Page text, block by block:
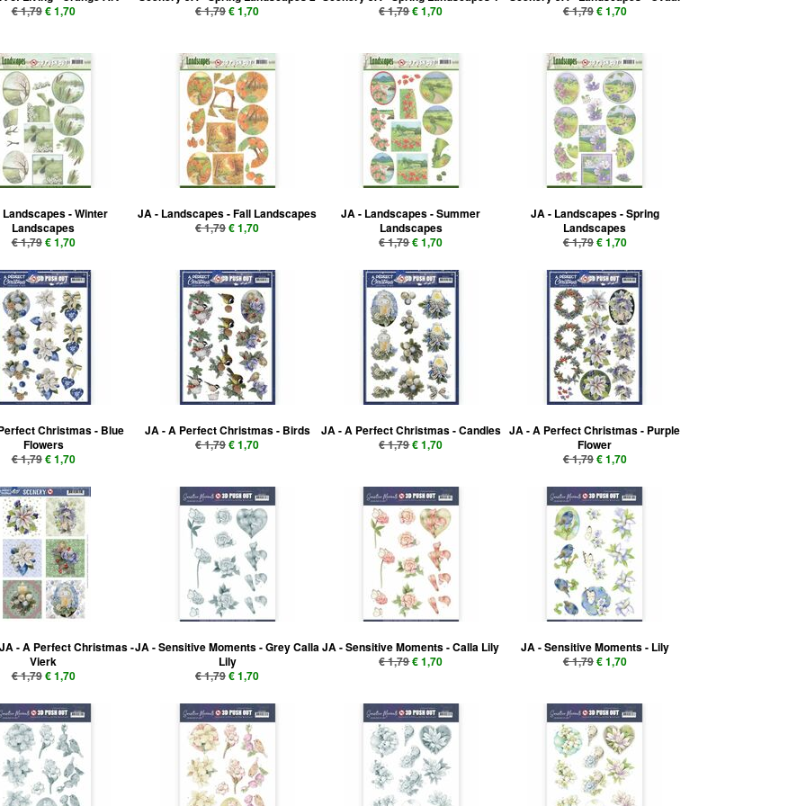
€ 1,79€ 1,70
€ 1,79€ 1,70
€ 1,79€ 1,70
€ 1,79€ 1,70
- Winter
Landscapes
€ 1,79€ 1,70
JA - Landscapes - Fall Landscapes
€ 1,79€ 1,70
JA - Landscapes - Summer
Landscapes
€ 1,79€ 1,70
JA - Landscapes - Spring
Landscapes
€ 1,79€ 1,70
Christmas - Blue
Flowers
€ 1,79€ 1,70
JA - A Perfect Christmas - Birds
€ 1,79€ 1,70
JA - A Perfect Christmas - Candles
€ 1,79€ 1,70
JA - A Perfect Christmas - Purple
Flower
€ 1,79€ 1,70
- A Perfect Christmas -
Vierk
€ 1,79€ 1,70
JA - Sensitive Moments - Grey Calla
Lily
€ 1,79€ 1,70
JA - Sensitive Moments - Calla Lily
€ 1,79€ 1,70
JA - Sensitive Moments - Lily
€ 1,79€ 1,70